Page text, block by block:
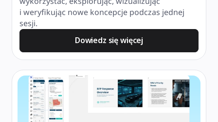
i weryfikując nowe koncepcje podczas jednej
sesji.
Dowiedz się więcej